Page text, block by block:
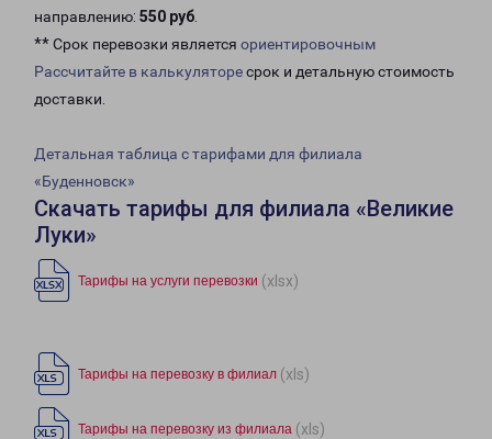
направлению: 550 руб.
** Срок перевозки является ориентировочным
Рассчитайте в калькуляторесрок и детальную стоимость
доставки.
Детальная таблица с тарифами для филиала
«Буденновск»
Скачать тарифы для филиала «Великие
Луки»
Тарифы на услуги перевозки (xlsx)
Тарифы на перевозку в филиал (xls)
Тарифы на перевозку из филиала (xls)